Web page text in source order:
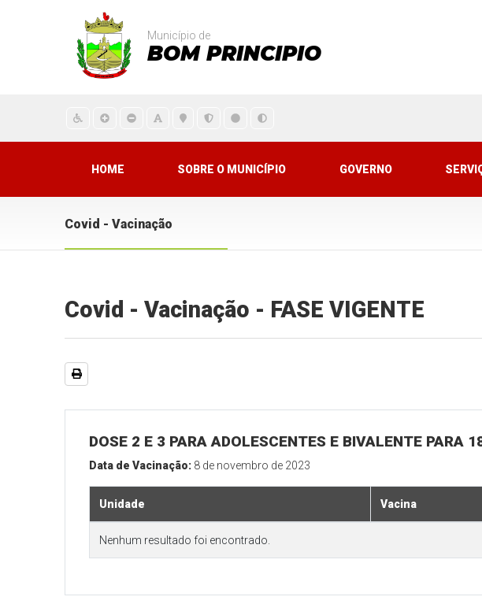
Município de
BOM PRINCIPIO
HOME SOBRE O MUNICÍPIO GOVERNO
Covid - Vacinação
Covid - Vacinação - FASE VIGENTE
DOSE 2 E 3 PARA ADOLESCENTES E BIVALENTE PARA
Data de Vacinação: 8 de novembro de 2023
Unidade Vacina
Nenhum resultado foi encontrado.